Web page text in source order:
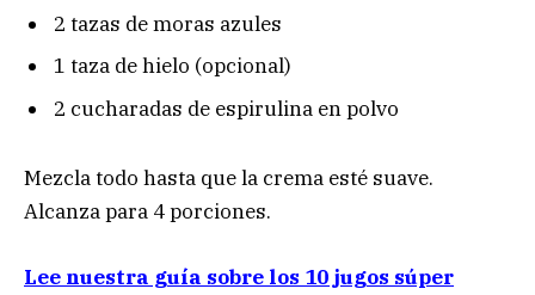
2 tazas de moras azules
1 taza de hielo (opcional)
2 cucharadas de espirulina en polvo
Mezcla todo hasta que la crema esté suave.
Alcanza para 4 porciones.
Lee nuestra guía sobre los 10 jugos súper